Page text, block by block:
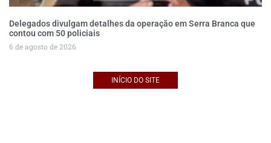
Delegados divulgam detalhes da operação em Serra Branca que
contou com 50 policiais
6 de agosto de 2026
INÍCIO DO SITE